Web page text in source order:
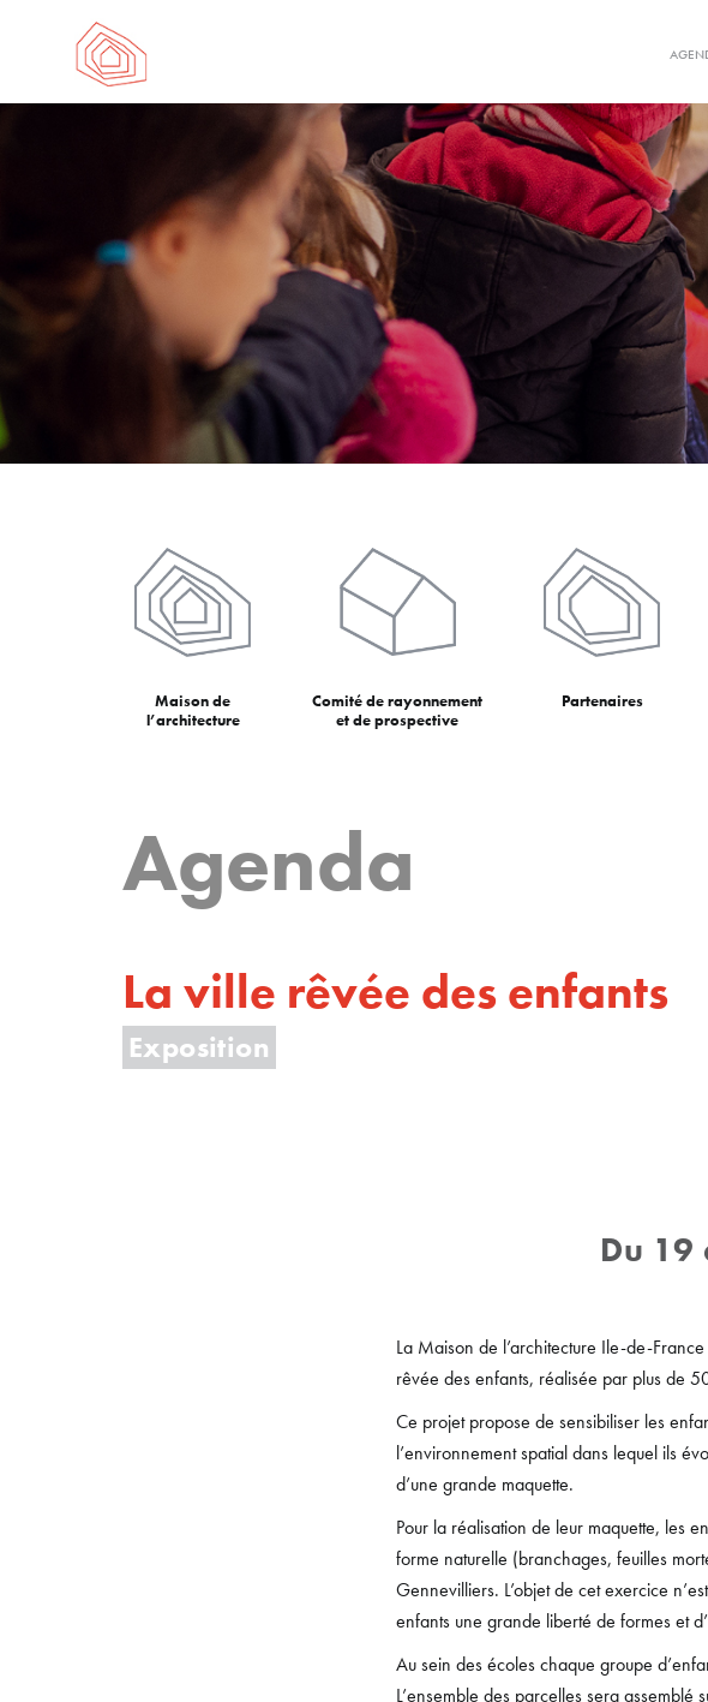
Maison de
l’architecture
Comité de rayonnement
et de prospective
Partenaires
Agenda
La ville rêvée des enfants
Exposition
Du
La Maison de l’architecture Ile-de-
rêvée des enfants, réalisée par plus de
Ce projet propose de sensibiliser les
l’environnement spatial dans lequel ils
d’une grande maquette.
Pour la réalisation de leur maquette, les
forme naturelle (branchages, feuilles
Gennevilliers. L’objet de cet exercice
enfants une grande liberté de formes et
Au sein des écoles chaque groupe
L’ensemble des parcelles sera